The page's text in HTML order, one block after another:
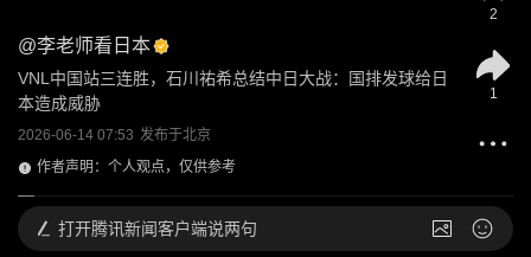
@李老师看日本
VNL中国站三连胜，石川祐希总结中日大战：国排发球给日
本造成威胁
2026-06-14 07:53 发布于北京
作者声明：个人观点，仅供参考
2
1
打开腾讯新闻客户端说两句